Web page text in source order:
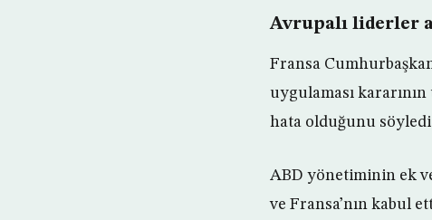
Avrupalı liderler
Fransa
uygulaması
hata olduğunu
ABD yönetiminin ek
ve Fransa’nın kabul